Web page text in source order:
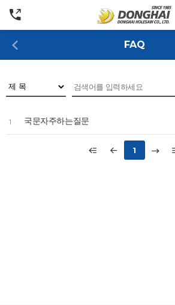
FAQ
1 국문자주하는질문
1